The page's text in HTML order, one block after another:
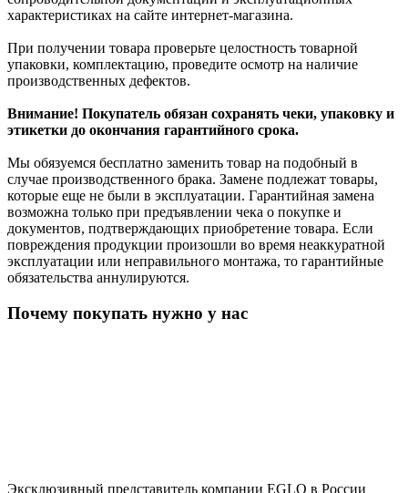
характеристиках на сайте интернет-магазина.
При получении товара проверьте целостность товарной
упаковки, комплектацию, проведите осмотр на наличие
производственных дефектов.
Внимание! Покупатель обязан сохранять чеки, упаковку и
этикетки до окончания гарантийного срока.
Мы обязуемся бесплатно заменить товар на подобный в
случае производственного брака. Замене подлежат товары,
которые еще не были в эксплуатации. Гарантийная замена
возможна только при предъявлении чека о покупке и
документов, подтверждающих приобретение товара. Если
повреждения продукции произошли во время неаккуратной
эксплуатации или неправильного монтажа, то гарантийные
обязательства аннулируются.
Почему покупать нужно у нас
Эксклюзивный представитель компании EGLO в России